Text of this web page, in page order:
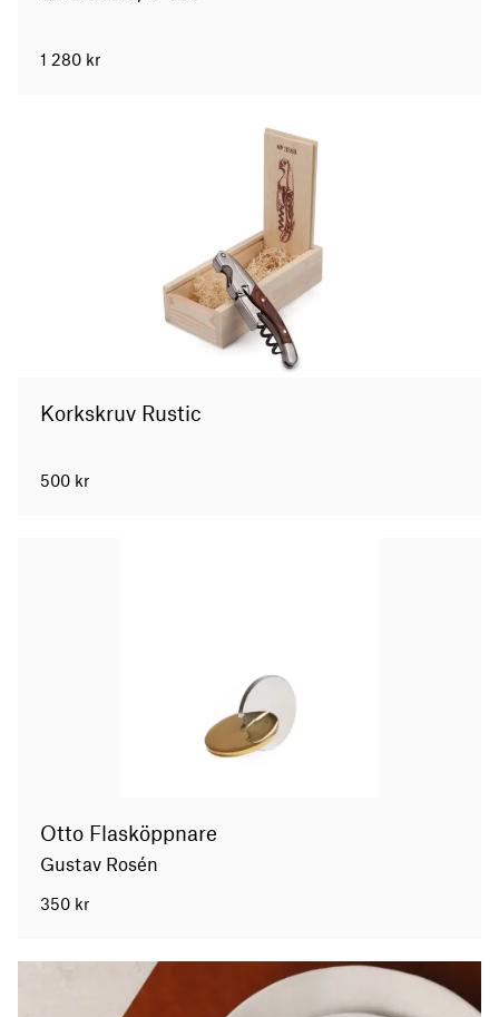
1 280 kr
Korkskruv Rustic
500 kr
Otto Flasköppnare
Gustav Rosén
350 kr